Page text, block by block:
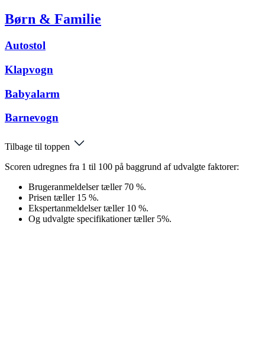
Børn & Familie
Autostol
Klapvogn
Babyalarm
Barnevogn
Tilbage til toppen
Scoren udregnes fra 1 til 100 på baggrund af udvalgte faktorer:
Brugeranmeldelser tæller 70 %.
Prisen tæller 15 %.
Ekspertanmeldelser tæller 10 %.
Og udvalgte specifikationer tæller 5%.